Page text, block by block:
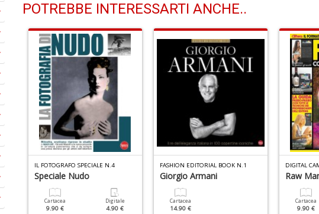
POTREBBE INTERESSARTI ANCHE..
IL FOTOGRAFO SPECIALE N.4
Speciale Nudo
Cartacea
9.90 €
Digitale
4.90 €
FASHION EDITORIAL BOOK N.1
Giorgio Armani
Cartacea
14.90 €
DIGITAL
Raw
Cartacea
9.90 €